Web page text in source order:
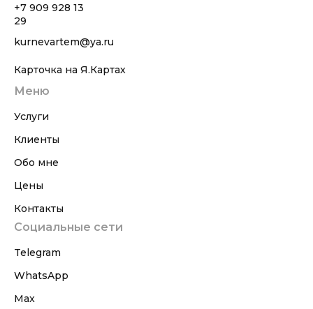
+7 909 928 13
29
kurnevartem@ya.ru
Карточка на Я.Картах
Меню
Услуги
Клиенты
Обо мне
Цены
Контакты
Социальные сети
Telegram
WhatsApp
Max